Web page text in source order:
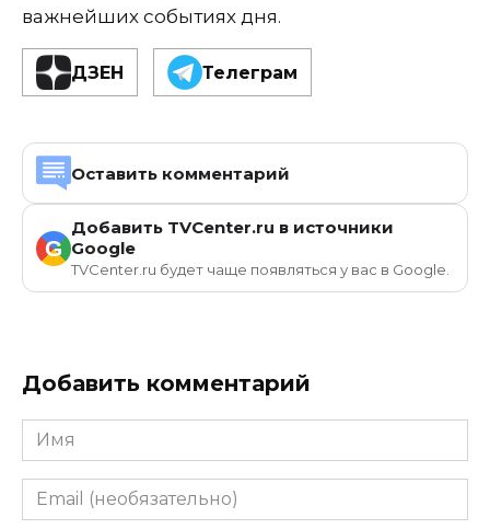
важнейших событиях дня.
ДЗЕН Телеграм
Оставить комментарий
G
Добавить TVCenter.ru в источники
Google
TVCenter.ru будет чаще появляться у вас в Google.
Добавить комментарий
Имя
Email
(необязательно)